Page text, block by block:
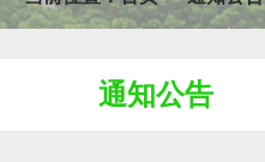
通知公告